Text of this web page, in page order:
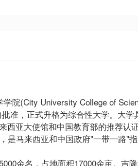
院(City University College of
准，正式升格为综合性大学。大学
西亚大使馆和中国教育部的推荐认
是马来西亚和中国政府"一带一路"
余名，占地面积17000余亩。吉